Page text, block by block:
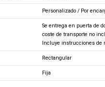
Personalizado / Por
Se entrega en puerta de
coste de transporte no
Incluye instrucciones de
Rectangular
Fija